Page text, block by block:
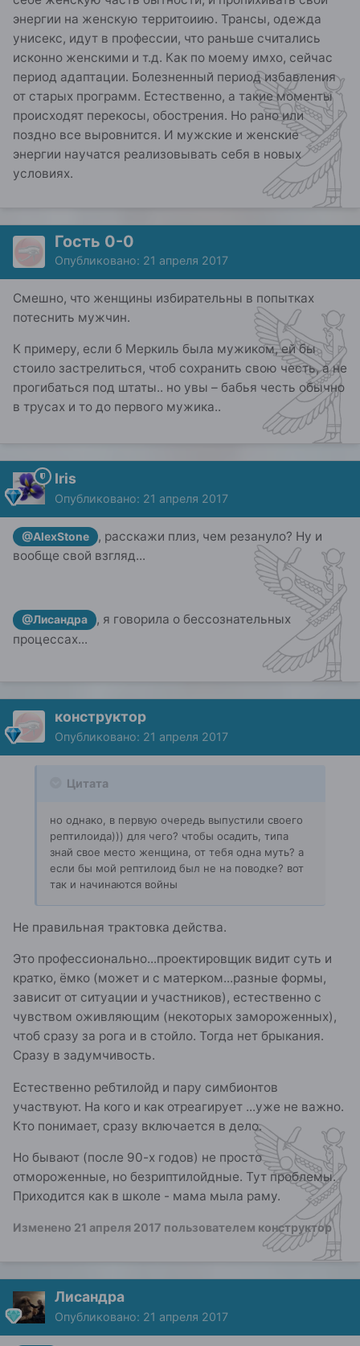
энергии на женскую территоиию. Трансы, одежда
унисекс, идут в профессии, что раньше считались
исконно женскими и т.д. Как по моему имхо, сейчас
период адаптации. Болезненный период избавления
от старых программ. Естественно, а такие моменты
происходят перекосы, обострения. Но рано или
поздно все выровнится. И мужские и женские
энергии научатся реализовывать себя в новых
условиях.
Гость 0-0
Опубликовано: 21 апреля 2017
Смешно, что женщины избирательны в попытках
потеснить мужчин.
К примеру, если б Меркиль была мужиком, ей бы
стоило застрелиться, чтоб сохранить свою честь, а не
прогибаться под штаты.. но увы – бабья честь обычно
в трусах и то до первого мужика..
Iris
Опубликовано: 21 апреля 2017
@AlexStone
, расскажи плиз, чем резануло? Ну и
вообще свой взгляд...
@Лисандра
, я говорила о бессознательных
процессах...
конструктор
Опубликовано: 21 апреля 2017
Цитата
но однако, в первую очередь выпустили своего
рептилоида))) для чего? чтобы осадить, типа
знай свое место женщина, от тебя одна муть? а
если бы мой рептилоид был не на поводке? вот
так и начинаются войны
Не правильная трактовка действа.
Это профессионально...проектировщик видит суть и
кратко, ёмко (может и с матерком...разные формы,
зависит от ситуации и участников), естественно с
чувством оживляющим (некоторых замороженных),
чтоб сразу за рога и в стойло. Тогда нет брыкания.
Сразу в задумчивость.
Естественно ребтилойд и пару симбионтов
участвуют. На кого и как отреагирует ...уже не важно.
Кто понимает, сразу включается в дело.
Но бывают (после 90-х годов) не просто
отмороженные, но безриптилойдные. Тут проблемы.
Приходится как в школе - мама мыла раму.
Изменено 21 апреля 2017 пользователем конструктор
Лисандра
Опубликовано: 21 апреля 2017